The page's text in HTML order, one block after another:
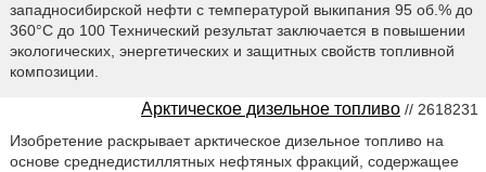
западносибирской нефти с температурой выкипания 95 об.% до
360°С до 100 Технический результат заключается в повышении
экологических, энергетических и защитных свойств топливной
композиции.
Арктическое дизельное топливо // 2618231
Изобретение раскрывает арктическое дизельное топливо на
основе среднедистиллятных нефтяных фракций, содержащее